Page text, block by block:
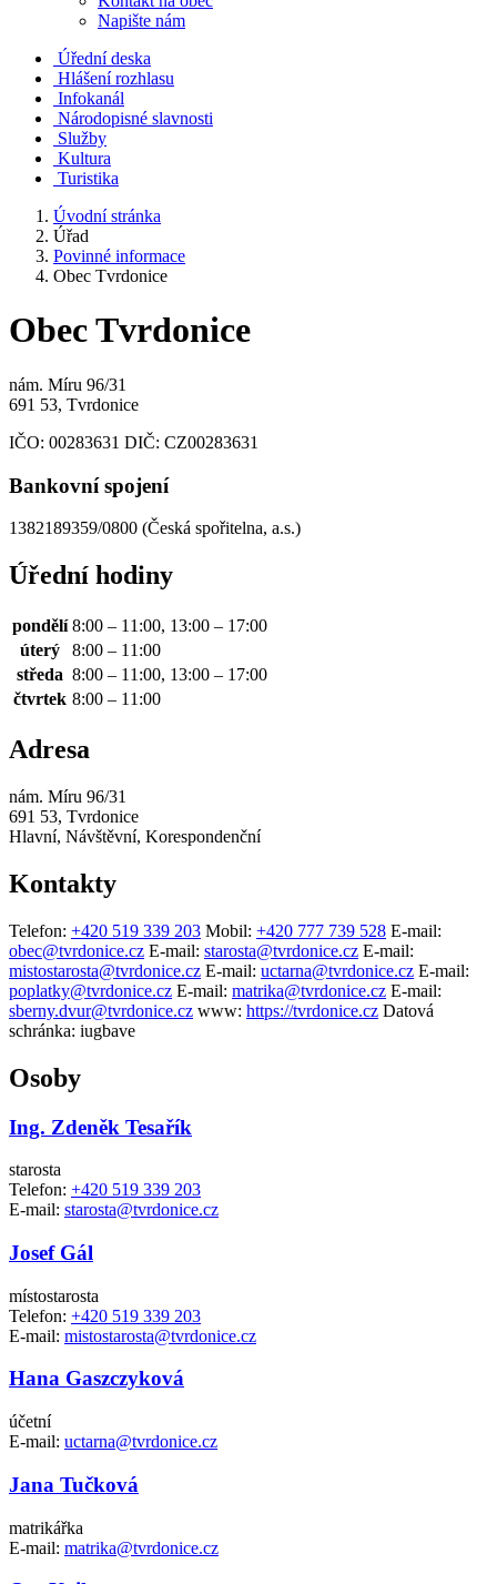
Napište nám
Úřední deska
Hlášení rozhlasu
Infokanál
Národopisné slavnosti
Služby
Kultura
Turistika
Úvodní stránka
Úřad
Povinné informace
Obec Tvrdonice
Obec Tvrdonice
nám. Míru 96/31
691 53, Tvrdonice
IČO: 00283631 DIČ: CZ00283631
Bankovní spojení
1382189359/0800 (Česká spořitelna, a.s.)
Úřední hodiny
pondělí 8:00 – 11:00, 13:00 – 17:00
úterý
8:00 – 11:00
středa 8:00 – 11:00, 13:00 – 17:00
čtvrtek 8:00 – 11:00
Adresa
nám. Míru 96/31
691 53, Tvrdonice
Hlavní, Návštěvní, Korespondenční
Kontakty
Telefon: +420 519 339 203 Mobil: +420 777 739 528 E-mail:
obec@tvrdonice.cz E-mail: starosta@tvrdonice.cz E-mail:
mistostarosta@tvrdonice.cz E-mail: uctarna@tvrdonice.cz E-mail:
poplatky@tvrdonice.cz E-mail: matrika@tvrdonice.cz E-mail:
sberny.dvur@tvrdonice.cz www: https://tvrdonice.cz Datová
schránka: iugbave
Osoby
Ing. Zdeněk Tesařík
starosta
Telefon: +420 519 339 203
E-mail: starosta@tvrdonice.cz
Josef Gál
místostarosta
Telefon: +420 519 339 203
E-mail: mistostarosta@tvrdonice.cz
Hana Gaszczyková
účetní
E-mail: uctarna@tvrdonice.cz
Jana Tučková
matrikářka
E-mail: matrika@tvrdonice.cz